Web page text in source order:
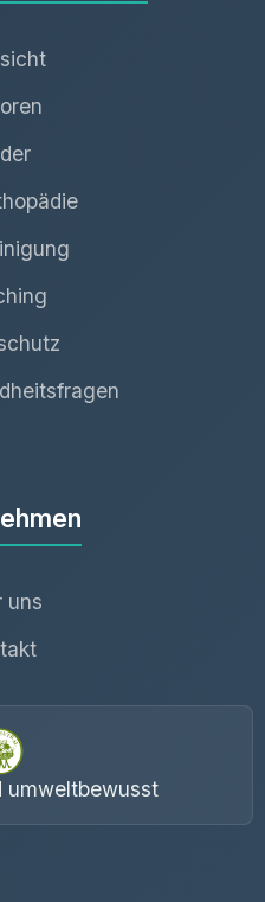
uns
umweltbewusst